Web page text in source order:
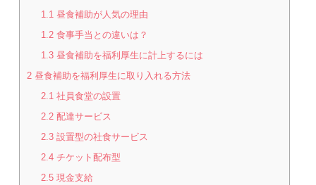
1.1 昼食補助が人気の理由
1.2 食事手当との違いは？
1.3 昼食補助を福利厚生に計上するには
2 昼食補助を福利厚生に取り入れる方法
2.1 社員食堂の設置
2.2 配達サービス
2.3 設置型の社食サービス
2.4 チケット配布型
2.5 現金支給